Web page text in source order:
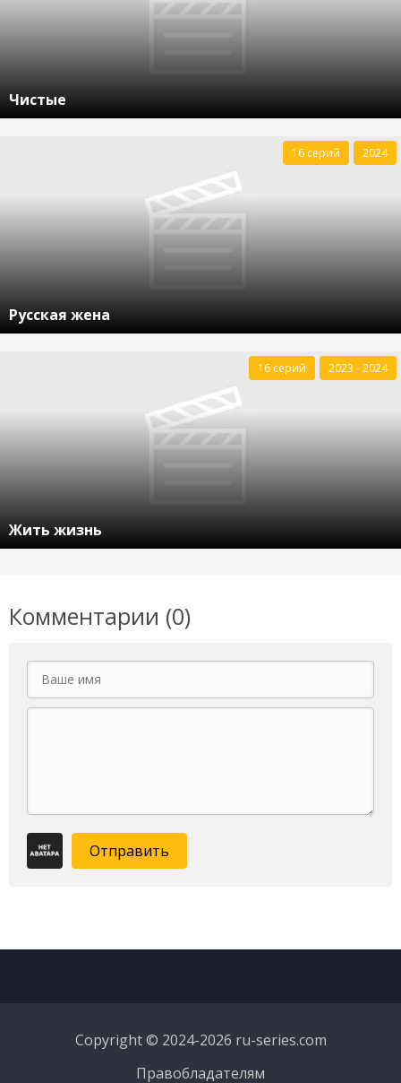
Чистые
Русская жена
16 серий 2024
Жить жизнь
16 серий 2023 - 2024
Комментарии (0)
Отправить
Copyright © 2024-2026 ru-series.com
Правобладателям